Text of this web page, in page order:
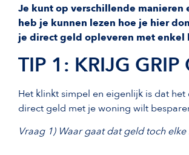
Je kunt op verschillende
heb je kunnen lezen hoe je hier
je direct geld opleveren met
TIP 1: KRIJG
Het klinkt simpel en eigenlijk is dat het
direct geld met je woning wilt
Vraag 1) Waar gaat dat geld toch